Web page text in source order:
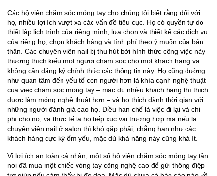
Các hộ viên chăm sóc móng tay cho chúng tôi biết rằng đối với
họ, nhiều lợi ích vượt xa các vấn đề tiêu cực. Họ có quyền tự do
thiết lập lịch trình của riêng mình, lựa chọn và thiết kế các dịch vụ
của riêng họ, chọn khách hàng và tính phí theo ý muốn của bản
thân. Các chuyên viên nail bị thu hút bởi hình thức công việc này
thường thích kiểu một người chăm sóc cho một khách hàng và
không cần đăng ký chính thức các thông tin này. Họ cũng dường
như quan tâm đến yếu tố con người hơn là khía cạnh nghệ thuật
của việc chăm sóc móng tay – mặc dù nhiều khách hàng thì thích
được làm móng nghệ thuật hơn – và họ thích dành thời gian với
những người đánh giá cao họ. Điều hạn chế là việc đi lại và chi
phí cho nó, và thực tế là họ tiếp xúc vài trường hợp mà nếu là
chuyên viên nail ở salon thì khó gặp phải, chẳng hạn như các
khách hàng cực kỳ ốm yếu, mặc dù khả năng này cũng khá ít.
Vì lợi ích an toàn cá nhân, một số hộ viên chăm sóc móng tay tận
nơi đã mua một chiếc vòng tay công nghệ cao để gửi thông điệp